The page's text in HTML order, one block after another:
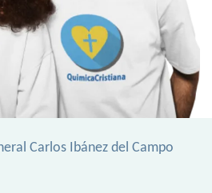
Carlos Ibánez del Campo